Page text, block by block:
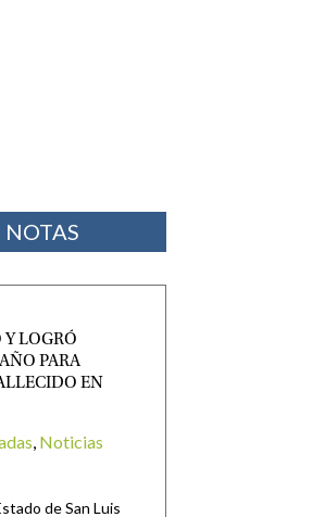
LOGRÓ
PARA
EN
, Noticias
de San Luis